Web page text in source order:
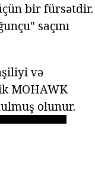
bir fürsətdir.
saçını
və
MOHAWK
olunur.